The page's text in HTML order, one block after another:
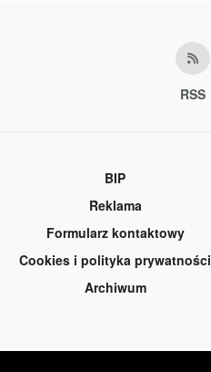
RSS
BIP
Reklama
Formularz kontaktowy
Cookies i polityka prywatności
Archiwum